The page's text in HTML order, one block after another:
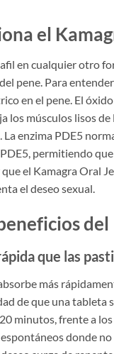
el
en cualquier otro
pene. Para
en el pene. El
los músculos lisos
La enzima PDE5
permitiendo
el Kamagra Oral
el deseo sexual.
que las
más
de que una
minutos, frente a
donde